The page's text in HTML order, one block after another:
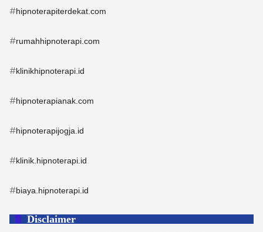
#hipnoterapiterdekat.com
#rumahhipnoterapi.com
#klinikhipnoterapi.id
#hipnoterapianak.com
#hipnoterapijogja.id
#klinik.hipnoterapi.id
#biaya.hipnoterapi.id
Disclaimer